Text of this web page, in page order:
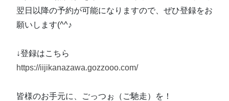
翌日以降の予約が可能になりますので、ぜひ登録をお
願いします(^^♪
↓登録はこちら
https://iijikanazawa.gozzooo.com/
皆様のお手元に、ごっつぉ（ご馳走）を！